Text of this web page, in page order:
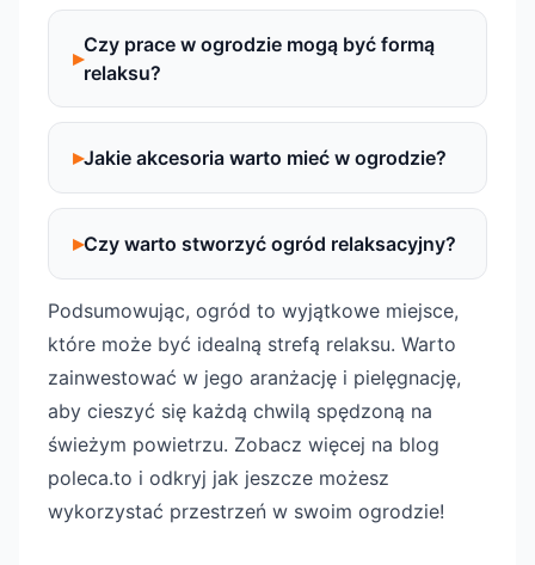
Czy prace w ogrodzie mogą być formą
relaksu?
Jakie akcesoria warto mieć w ogrodzie?
Czy warto stworzyć ogród relaksacyjny?
Podsumowując, ogród to wyjątkowe miejsce,
które może być idealną strefą relaksu. Warto
zainwestować w jego aranżację i pielęgnację,
aby cieszyć się każdą chwilą spędzoną na
świeżym powietrzu. Zobacz więcej na blog
poleca.to i odkryj jak jeszcze możesz
wykorzystać przestrzeń w swoim ogrodzie!